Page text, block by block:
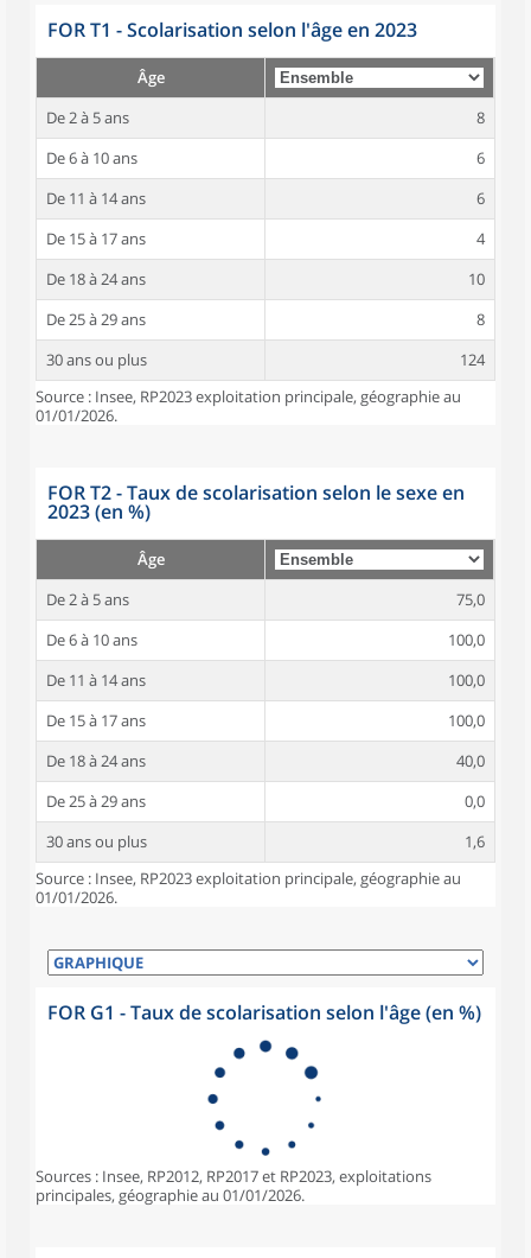
FOR T1 - Scolarisation selon l'âge en 2023
Âge
De 2 à 5 ans
8
De 6 à 10 ans
6
De 11 à 14 ans
6
De 15 à 17 ans
4
De 18 à 24 ans
10
De 25 à 29 ans
8
30 ans ou plus
124
Source : Insee, RP2023 exploitation principale, géographie au
01/01/2026.
FOR T2 - Taux de scolarisation selon le sexe en
2023 (en %)
Âge
De 2 à 5 ans
75,0
De 6 à 10 ans
100,0
De 11 à 14 ans
100,0
De 15 à 17 ans
100,0
De 18 à 24 ans
40,0
De 25 à 29 ans
0,0
30 ans ou plus
1,6
Source : Insee, RP2023 exploitation principale, géographie au
01/01/2026.
FOR G1 - Taux de scolarisation selon l'âge (en %)
Sources : Insee, RP2012, RP2017 et RP2023, exploitations
principales, géographie au 01/01/2026.